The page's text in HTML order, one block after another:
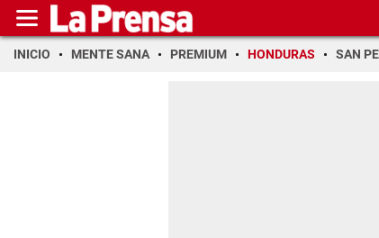
INICIO MENTE SANA PREMIUM HONDURAS SAN